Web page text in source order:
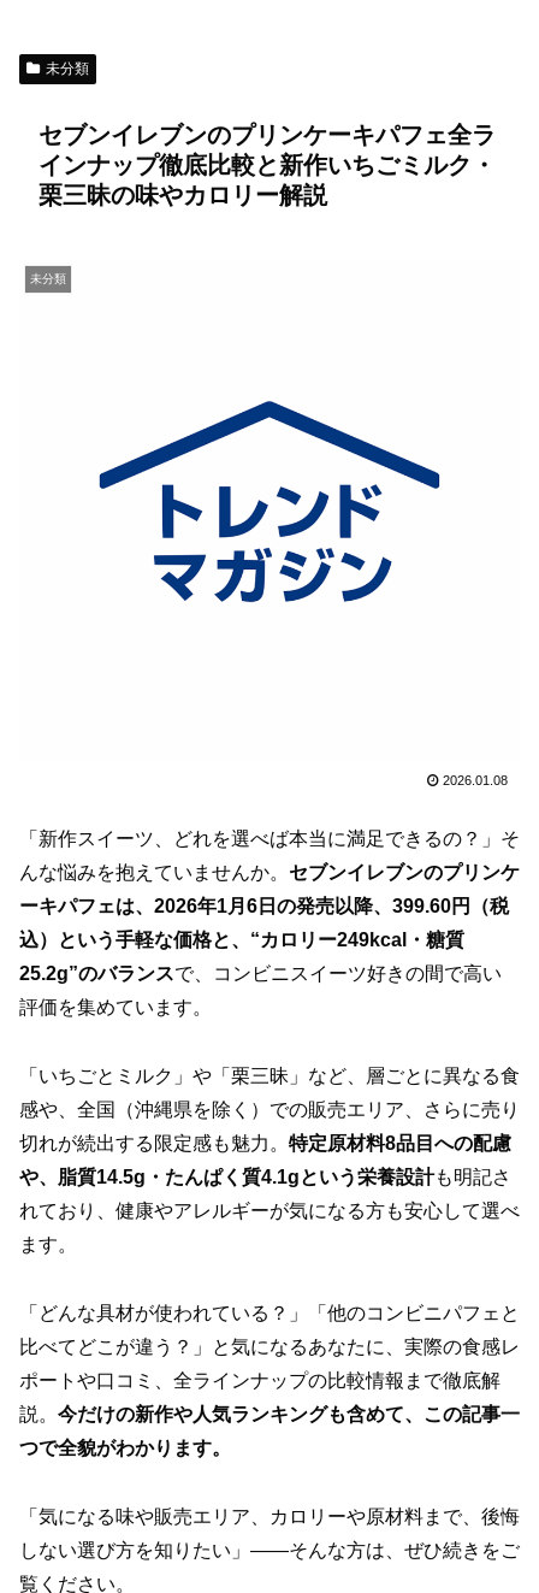
未分類
セブンイレブンのプリンケーキパフェ全ラ
インナップ徹底比較と新作いちごミルク・
栗三昧の味やカロリー解説
未分類
2026.01.08
「新作スイーツ、どれを選べば本当に満足できるの？」そ
んな悩みを抱えていませんか。 セブンイレブンのプリンケ
ーキパフェは、2026年1月6日の発売以降、399.60円（税
込）という手軽な価格と、“カロリー249kcal・糖質
25.2g”のバランスで、コンビニスイーツ好きの間で高い
評価を集めています。
「いちごとミルク」や「栗三昧」など、層ごとに異なる食
感や、全国（沖縄県を除く）での販売エリア、さらに売り
切れが続出する限定感も魅力。 特定原材料8品目への配慮
や、脂質14.5g・たんぱく質4.1gという栄養設計も明記さ
れており、健康やアレルギーが気になる方も安心して選べ
ます。
「どんな具材が使われている？」「他のコンビニパフェと
比べてどこが違う？」と気になるあなたに、実際の食感レ
ポートや口コミ、全ラインナップの比較情報まで徹底解
説。 今だけの新作や人気ランキングも含めて、この記事一
つで全貌がわかります。
「気になる味や販売エリア、カロリーや原材料まで、後悔
しない選び方を知りたい」――そんな方は、ぜひ続きをご
覧ください。